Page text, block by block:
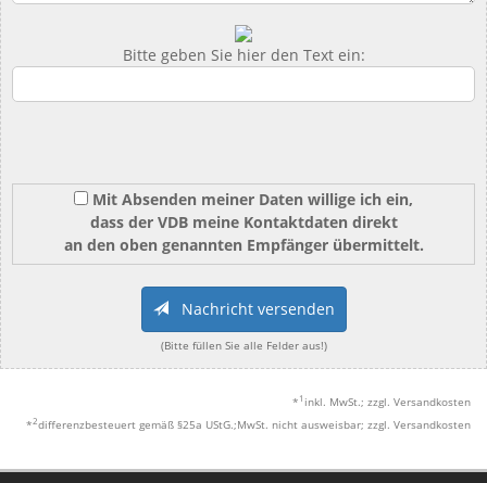
Bitte geben Sie hier den Text ein:
Mit Absenden meiner Daten willige ich ein,
dass der VDB meine Kontaktdaten direkt
an den oben genannten Empfänger übermittelt.
Nachricht versenden
(Bitte füllen Sie alle Felder aus!)
* 1 inkl. MwSt.; zzgl. Versandkosten
*2differenzbesteuert gemäß §25a UStG.;MwSt. nicht ausweisbar; zzgl. Versandkosten